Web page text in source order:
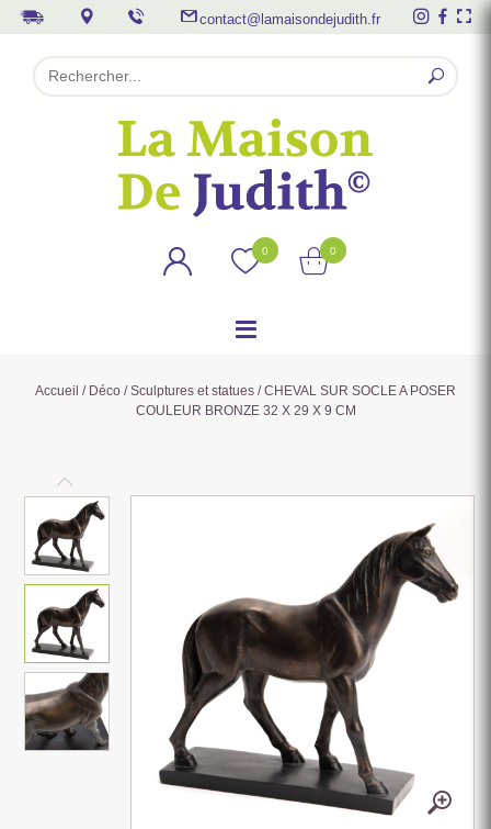
contact@lamaisondejudith.fr
0 0
Accueil / Déco /Sculptures et statues / CHEVAL SUR SOCLE A POSER
COULEUR BRONZE 32 X 29 X 9 CM